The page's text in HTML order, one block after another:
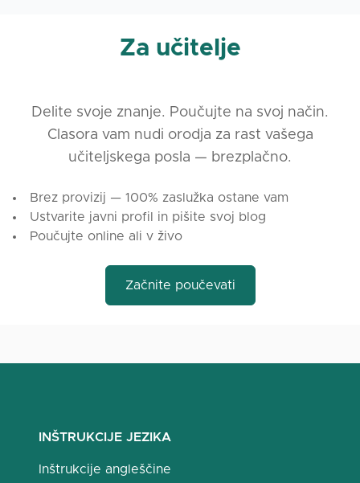
Za učitelje
Delite svoje znanje. Poučujte na svoj način.
Clasora vam nudi orodja za rast vašega
učiteljskega posla — brezplačno.
Brez provizij — 100% zaslužka ostane vam
Ustvarite javni profil in pišite svoj blog
Poučujte online ali v živo
Začnite poučevati
INŠTRUKCIJE JEZIKA
Inštrukcije angleščine